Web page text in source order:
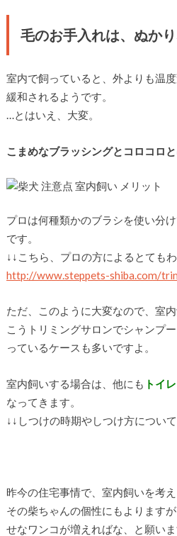
毛のお手入れは、ぬかり
室内で飼っていると、外よりも温
緩和されるようです。
…とはいえ、大変。
こまめなブラッシングとコロコロと
プロは何種類かのブラシを使い分
です。
↓↓こちら、プロの方によるとても
http://www.steppets-shiba.com/
ただ、このように大変なので、室
こうトリミングサロンでシャンプ
っているケースも多いですよ。
室内飼いする場合は、他にも トイ
なってきます。
↓↓しつけの時期やしつけ方につい
昨今の住宅事情で、室内飼いを考
その柴ちゃんの個性にもよります
せなワンコが増えればな、と願いま